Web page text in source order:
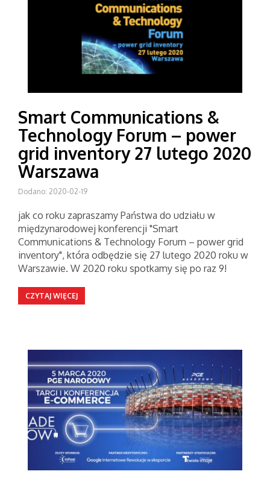
Smart Communications &
Technology Forum – power
grid inventory 27 lutego 2020
Warszawa
Dodano: 2020-02-19
jak co roku zapraszamy Państwa do udziału w
międzynarodowej konferencji "Smart
Communications & Technology Forum – power grid
inventory", która odbędzie się 27 lutego 2020 roku w
Warszawie. W 2020 roku spotkamy się po raz 9!
CZYTAJ WIĘCEJ